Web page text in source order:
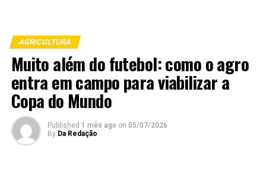
AGRICULTURA
Muito além do futebol: como o agro
entra em campo para viabilizar a
Copa do Mundo
Published 1 mês ago on 05/07/2026
By Da Redação